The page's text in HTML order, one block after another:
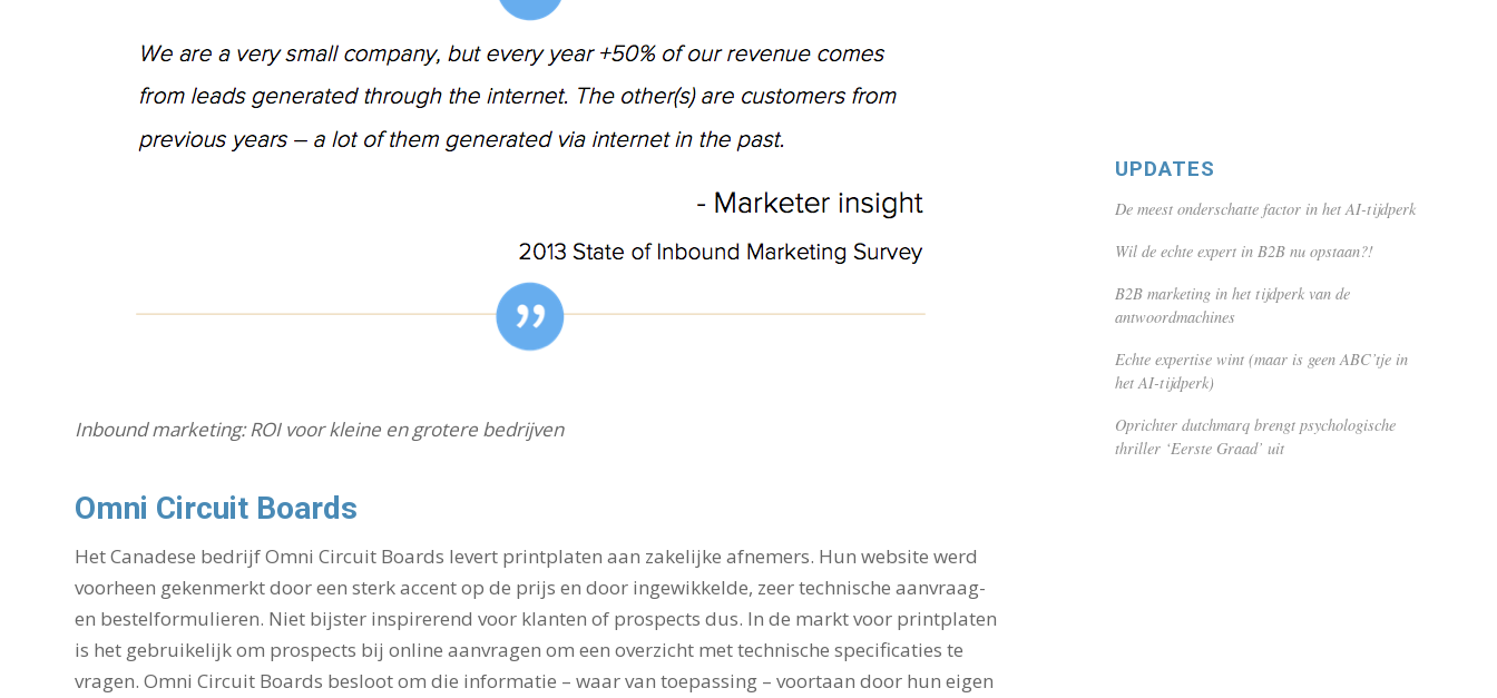
Inbound marketing: ROI voor kleine en grotere bedrijven
Omni Circuit Boards
Het Canadese bedrijf Omni Circuit Boards levert printplaten aan zakelijke afnemers. Hun website werd
voorheen gekenmerkt door een sterk accent op de prijs en door ingewikkelde, zeer technische aanvraag-
en bestelformulieren. Niet bijster inspirerend voor klanten of prospects dus. In de markt voor printplaten
is het gebruikelijk om prospects bij online aanvragen om een overzicht met technische specificaties te
vragen. Omni Circuit Boards besloot om die informatie – waar van toepassing – voortaan door hun eigen
UPDATES
De meest onderschatte factor in het AI-tijdperk
Wil de echte expert in B2B nu opstaan?!
B2B marketing in het tijdperk van de
antwoordmachines
Echte expertise wint (maar is geen ABC’tje in
het AI-tijdperk)
Oprichter dutchmarq brengt psychologische
thriller ‘Eerste Graad’ uit